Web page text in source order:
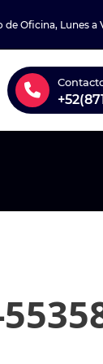
de Oficina, Lunes a